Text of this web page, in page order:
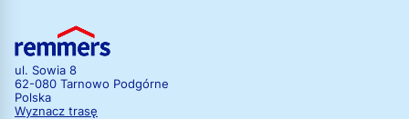
ul. Sowia 8
62-080 Tarnowo Podgórne
Polska
Wyznacz trasę